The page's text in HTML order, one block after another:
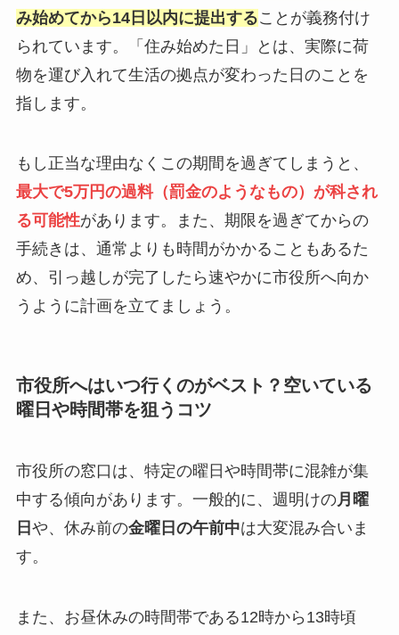
み始めてから14日以内に提出することが義務付け
られています。「住み始めた日」とは、実際に荷
物を運び入れて生活の拠点が変わった日のことを
指します。
もし正当な理由なくこの期間を過ぎてしまうと、
最大で5万円の過料（罰金のようなもの）が科され
る可能性があります。また、期限を過ぎてからの
手続きは、通常よりも時間がかかることもあるた
め、引っ越しが完了したら速やかに市役所へ向か
うように計画を立てましょう。
市役所へはいつ行くのがベスト？空いている
曜日や時間帯を狙うコツ
市役所の窓口は、特定の曜日や時間帯に混雑が集
中する傾向があります。一般的に、週明けの月曜
日 や、休み前の金曜日の午前中は大変混み合いま
す。
また、お昼休みの時間帯である12時から13時頃